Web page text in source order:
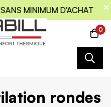
MINIMUM D'ACHAT
0
rondes